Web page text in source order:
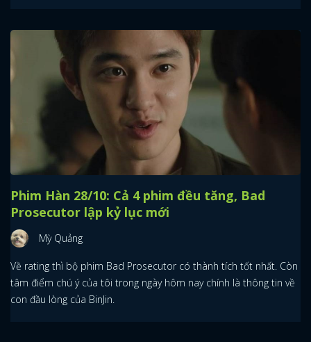
Phim Hàn 28/10: Cả 4 phim đều tăng, Bad
Prosecutor lập kỷ lục mới
Mỳ Quảng
Về rating thì bộ phim Bad Prosecutor có thành tích tốt nhất. Còn
tâm điểm chú ý của tôi trong ngày hôm nay chính là thông tin về
con đầu lòng của BinJin.